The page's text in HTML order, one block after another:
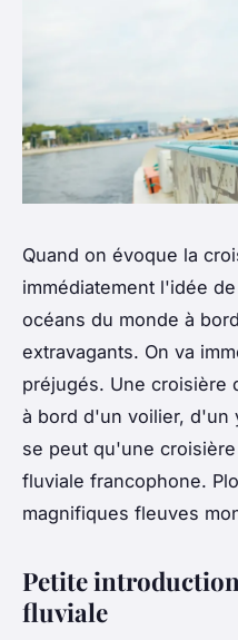
Quand on évoque la
immédiatement l'idée
océans du monde à
extravagants. On va
préjugés. Une croisière
à bord d'un voilier, d'un
se peut qu'une
fluviale francophone.
magnifiques fleuves
Petite
fluviale